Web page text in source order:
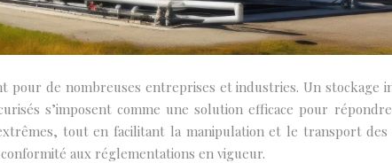
de nombreuses entreprises et industries. Un
s’imposent comme une solution efficace pour
tout en facilitant la manipulation et le transport
aux réglementations en vigueur.